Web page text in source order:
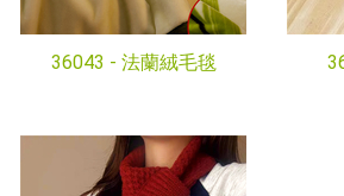
36043 - 法蘭絨毛毯